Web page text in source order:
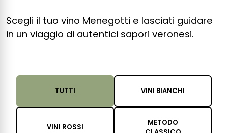
Scegli il tuo vino Menegotti e lasciati guidare
in un viaggio di autentici sapori veronesi.
TUTTI VINI BIANCHI
VINI ROSSI
METODO